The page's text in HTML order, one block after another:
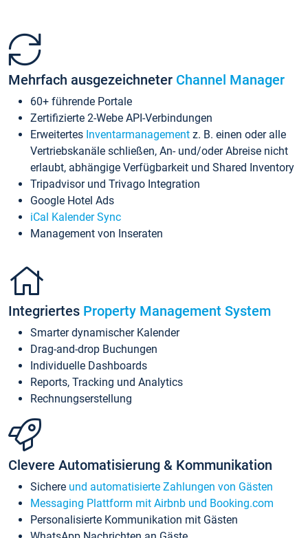
Mehrfach ausgezeichneter Channel Manager
60+ führende Portale
Zertifizierte 2-Webe API-Verbindungen
Erweitertes Inventarmanagement z. B. einen oder alle
Vertriebskanäle schließen, An- und/oder Abreise nicht
erlaubt, abhängige Verfügbarkeit und Shared Inventory
Tripadvisor und Trivago Integration
Google Hotel Ads
iCal Kalender Sync
Management von Inseraten
Integriertes Property Management System
Smarter dynamischer Kalender
Drag-and-drop Buchungen
Individuelle Dashboards
Reports, Tracking und Analytics
Rechnungserstellung
Clevere Automatisierung & Kommunikation
Sichere und automatisierte Zahlungen von Gästen
Messaging Plattform mit Airbnb und Booking.com
Personalisierte Kommunikation mit Gästen